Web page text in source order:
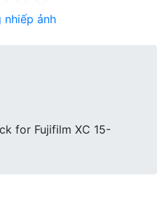
ảnh
for Fujifilm XC 15-